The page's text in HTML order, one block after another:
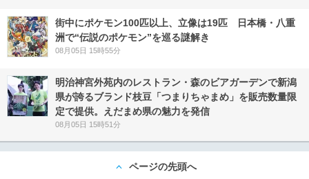
街中にポケモン100匹以上、立像は19匹 日本橋・八重
洲で“伝説のポケモン”を巡る謎解き
08月05日 15時55分
明治神宮外苑内のレストラン・森のビアガーデンで新潟
県が誇るブランド枝豆「つまりちゃまめ」を販売数量限
定で提供。えだまめ県の魅力を発信
08月05日 15時51分
ページの先頭へ